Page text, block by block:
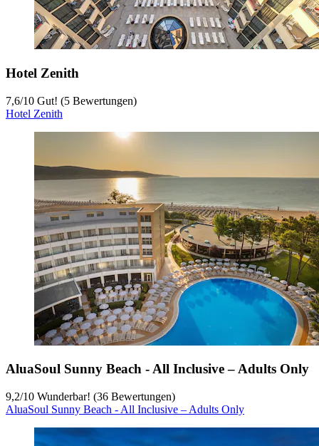
Hotel Zenith
7,6/10 Gut! (5 Bewertungen)
Hotel Zenith
AluaSoul Sunny Beach - All Inclusive – Adults Only
9,2/10 Wunderbar! (36 Bewertungen)
AluaSoul Sunny Beach - All Inclusive – Adults Only